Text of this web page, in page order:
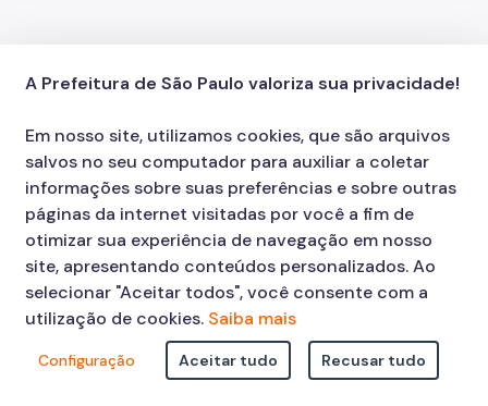
DOC: 28/05/2026 – PÁG. 472
PORTARIA nº 161/SEME/2026
A Secretária Municipal de Esportes e Lazer, no uso
das competências que lhe são atribuídas por lei, em
especial pelo previsto na Lei Orgânica do Município
de São Paulo (LOMSP) e no Decreto n. 40.780/2001,
que dispõe sobre o uso, por terceiros, de áreas
pertencentes à Secretaria Municipal de Esportes e
A Prefeitura de São Paulo valoriza sua privacidade!
Em nosso site, utilizamos cookies, que são arquivos
salvos no seu computador para auxiliar a coletar
informações sobre suas preferências e sobre outras
páginas da internet visitadas por você a fim de
otimizar sua experiência de navegação em nosso
site, apresentando conteúdos personalizados. Ao
selecionar "Aceitar todos", você consente com a
utilização de cookies. Saiba mais
Configuração Aceitar tudo Recusar tudo